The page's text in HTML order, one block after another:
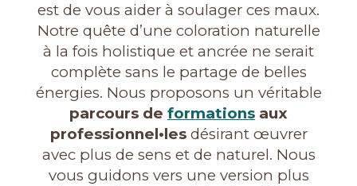
est de vous aider à soulager ces maux.
Notre quête d’une coloration naturelle
à la fois holistique et ancrée ne serait
complète sans le partage de belles
énergies. Nous proposons un véritable
parcours de formations aux
professionnel•lesdésirant œuvrer
avec plus de sens et de naturel. Nous
vous guidons vers une version plus